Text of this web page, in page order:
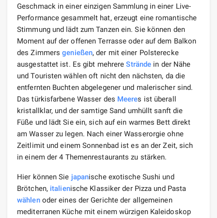
Geschmack in einer einzigen Sammlung in einer Live-
Performance gesammelt hat, erzeugt eine romantische
Stimmung und lädt zum Tanzen ein. Sie können den
Moment auf der offenen Terrasse oder auf dem Balkon
des Zimmersgenießen, der mit einer Polsterecke
ausgestattet ist. Es gibt mehrereStrände in der Nähe
und Touristen wählen oft nicht den nächsten, da die
entfernten Buchten abgelegener und malerischer sind.
Das türkisfarbene Wasser des Meeres ist überall
kristallklar, und der samtige Sand umhüllt sanft die
Füße und lädt Sie ein, sich auf ein warmes Bett direkt
am Wasser zu legen. Nach einer Wasserorgie ohne
Zeitlimit und einem Sonnenbad ist es an der Zeit, sich
in einem der 4 Themenrestaurants zu stärken.
Hier können Sie japanische exotische Sushi und
Brötchen, italienische Klassiker der Pizza und Pasta
wählenoder eines der Gerichte der allgemeinen
mediterranen Küche mit einem würzigen Kaleidoskop